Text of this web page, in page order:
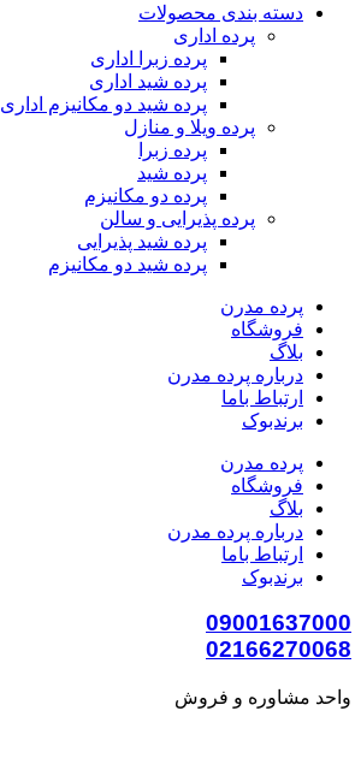
دسته بندی محصولات
پرده اداری
پرده زبرا اداری
پرده شید اداری
پرده شید دو مکانیزم اداری
پرده ویلا و منازل
پرده زبرا
پرده شید
پرده دو مکانیزم
پرده پذیرایی و سالن
پرده شید پذیرایی
پرده شید دو مکانیزم
پرده مدرن
فروشگاه
بلاگ
درباره پرده مدرن
ارتباط باما
برندبوک
پرده مدرن
فروشگاه
بلاگ
درباره پرده مدرن
ارتباط باما
برندبوک
09001637000
02166270068
واحد مشاوره و فروش